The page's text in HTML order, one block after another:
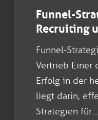
Funnel-
Recruiting
Funnel-
Vertrieb Einer
Erfolg in der
liegt darin,
Strategien für…